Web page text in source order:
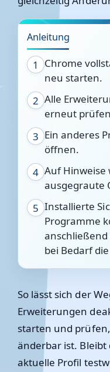
Anleitung
1
Chrome
neu starten.
2 Alle
erneut
3 Ein anderes
öffnen.
4 Auf Hinweise
ausgegraute
5 Installierte
Programme
anschließend
bei Bedarf
So lässt sich der
Erweiterungen
starten und
änderbar ist. Bleibt
aktuelle Profil